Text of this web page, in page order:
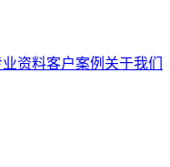
业资料客户案例 关于我们